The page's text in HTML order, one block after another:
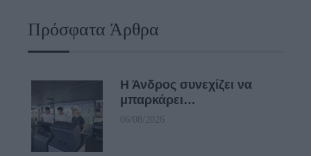
Πρόσφατα Άρθρα
Η Άνδρος συνεχίζει να
μπαρκάρει…
06/08/2026